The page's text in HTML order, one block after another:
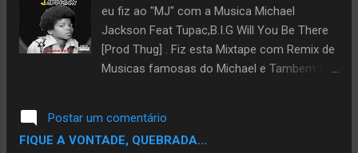
eu fiz ao "MJ" com a Musica Michael
Jackson Feat Tupac,B.I.G Will You Be There
[Prod Thug] . Fiz esta Mixtape com Remix de
Musicas famosas do Michael e Tambem fiz
There,They Don't Care About Us,P.Y.T.
(Pretty_Young_Thing),Dont stop til you get
Postar um comentário
FIQUE A VONTADE, QUEBRADA...